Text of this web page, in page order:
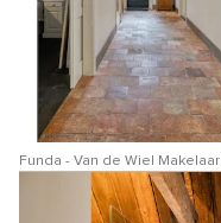
Funda - Van de Wiel